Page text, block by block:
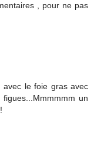
, pour ne pas
avec le foie gras avec
un